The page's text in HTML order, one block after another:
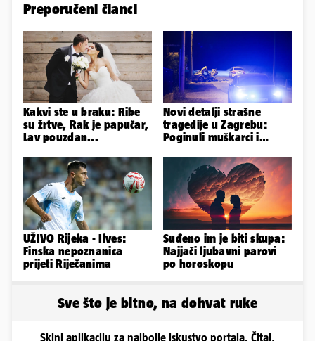
Preporučeni članci
Kakvi ste u braku: Ribe
su žrtve, Rak je papučar,
Lav pouzdan...
Novi detalji strašne
tragedije u Zagrebu:
Poginuli muškarci i
UŽIVO Rijeka - Ilves:
Finska nepoznanica
prijeti Riječanima
Suđeno im je biti skupa:
Najjači ljubavni parovi
po horoskopu
Sve što je bitno, na dohvat ruke
Skini aplikaciju za najbolje iskustvo portala. Čitaj,